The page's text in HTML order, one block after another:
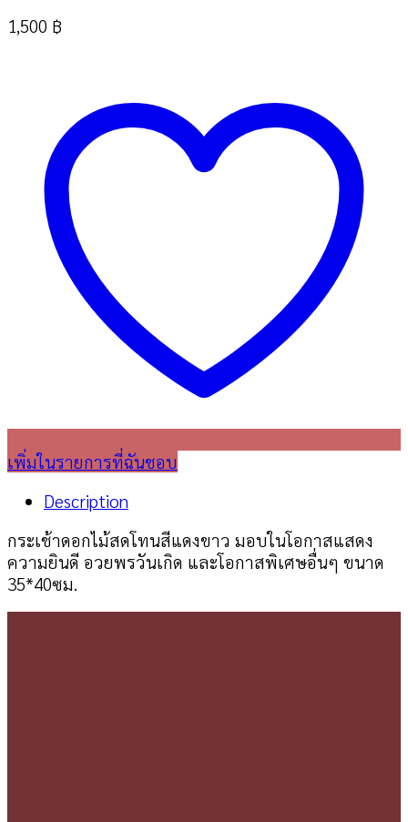
1,500 ฿
เพิ่มในรายการที่ฉันชอบ
Description
กระเช้าดอกไม้สดโทนสีแดงขาว มอบในโอกาสแสดง
ความยินดี อวยพรวันเกิด และโอกาสพิเศษอื่นๆ ขนาด
35*40ซม.